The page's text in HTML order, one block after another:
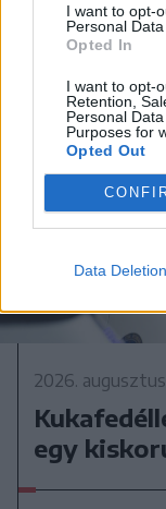
I want to opt-
Personal
Opted In
I want to opt-
Retention,
Personal
Purposes for
Opted Out
Data Deletion
2026.
egy